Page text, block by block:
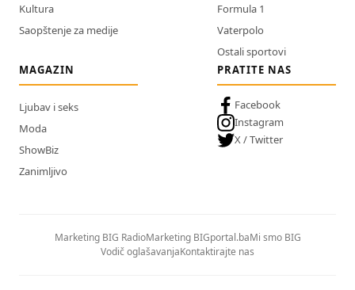
Kultura
Saopštenje za medije
Formula 1
Vaterpolo
Ostali sportovi
MAGAZIN
Ljubav i seks
Moda
ShowBiz
Zanimljivo
PRATITE NAS
Facebook
Instagram
X / Twitter
Marketing BIG RadioMarketing BIGportal.baMi smo BIG
Vodič oglašavanjaKontaktirajte nas